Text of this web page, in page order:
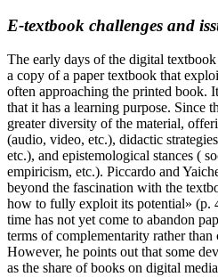
E-textbook challenges and
The early days of the digital
a copy of a paper textbook that
often approaching the printed book.
that it has a learning purpose. Since
greater diversity of the material,
(audio, video, etc.), didactic
etc.), and epistemological stances (
empiricism, etc.). Piccardo and
beyond the fascination with the
how to fully exploit its potential» (p.
time has not yet come to abandon
terms of complementarity rather
However, he points out that some
as the share of books on digital